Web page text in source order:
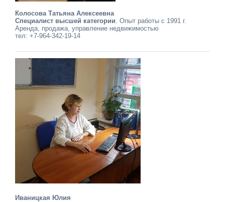
Колосова Татьяна Алексеевна
Специалист высшей категории . Опыт работы с 1991 г.
Аренда, продажа, управление недвижимостью
тел: +7-964-342-19-14
Иваницкая Юлия